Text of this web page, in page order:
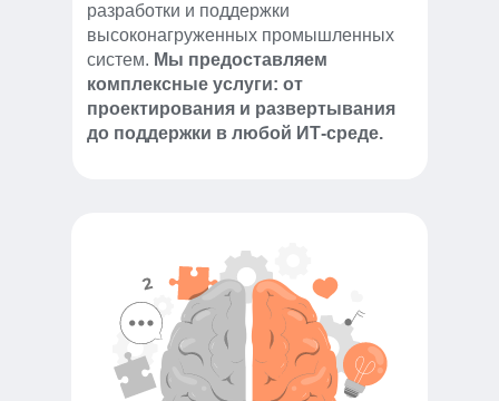
разработки и поддержки
высоконагруженных промышленных
систем. Мы предоставляем
комплексные услуги: от
проектирования и развертывания
до поддержки в любой ИТ-среде.